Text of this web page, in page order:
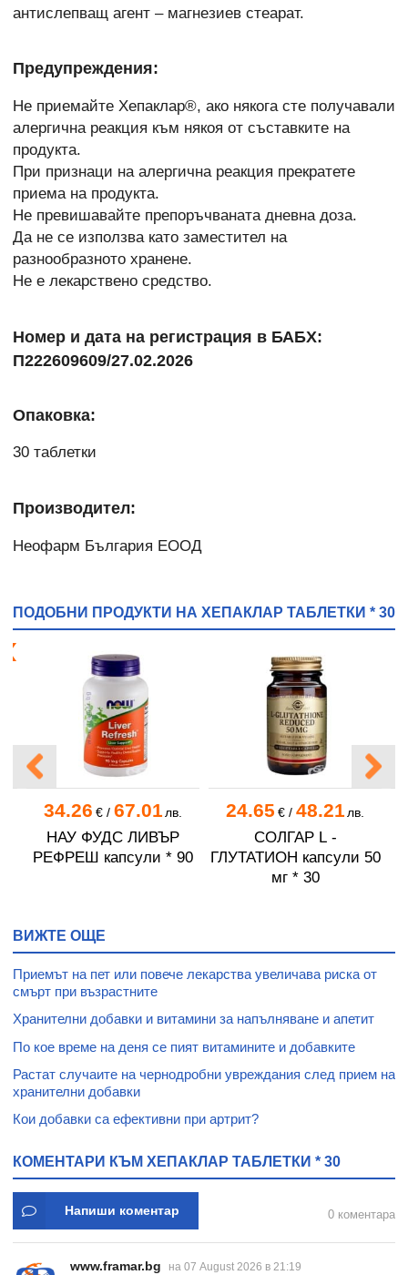
антислепващ агент – магнезиев стеарат.
Предупреждения:
Не приемайте Хепаклар®, ако някога сте получавали
алергична реакция към някоя от съставките на
продукта.
При признаци на алергична реакция прекратете
приема на продукта.
Не превишавайте препоръчваната дневна доза.
Да не се използва като заместител на
разнообразното хранене.
Не е лекарствено средство.
Номер и дата на регистрация в БАБХ:
П222609609/27.02.2026
Опаковка:
30 таблетки
Производител:
Неофарм България ЕООД
ПОДОБНИ ПРОДУКТИ НА ХЕПАКЛАР ТАБЛЕТКИ * 30
34.26 €/ 67.01 лв.
НАУ ФУДС ЛИВЪР
РЕФРЕШ капсули * 90
24.65 €/ 48.21 лв.
СОЛГАР L -
ГЛУТАТИОН капсули 50
мг * 30
ВИЖТЕ ОЩЕ
Приемът на пет или повече лекарства увеличава риска от
смърт при възрастните
Хранителни добавки и витамини за напълняване и апетит
По кое време на деня се пият витамините и добавките
Растат случаите на чернодробни увреждания след прием на
хранителни добавки
Кои добавки са ефективни при артрит?
КОМЕНТАРИ КЪМ ХЕПАКЛАР ТАБЛЕТКИ * 30
Напиши коментар 0 коментара
www.framar.bg на 07 August 2026 в 21:19